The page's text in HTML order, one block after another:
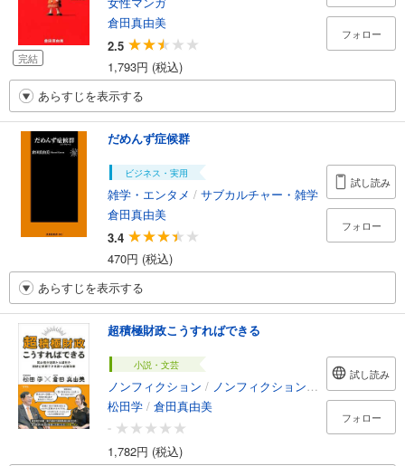
完結
倉田真由美
2.5
1,793円 (税込)
フォロー
あらすじを表示する
だめんず症候群
ビジネス・実用
雑学・エンタメ / サブカルチャー・雑学
倉田真由美
3.4
470円 (税込)
試し読み
フォロー
あらすじを表示する
超積極財政こうすればできる
小説・文芸
ノンフィクション / ノンフィクション・ドキュメンタリー
松田学 / 倉田真由美
-
1,782円 (税込)
試し読み
フォロー